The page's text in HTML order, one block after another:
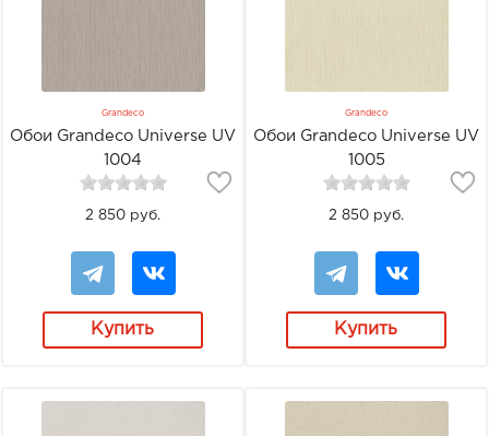
Grandeco
Обои Grandeco Universe UV
1004
2 850 руб.
Купить
Grandeco
Обои Grandeco Universe UV
1005
2 850 руб.
Купить